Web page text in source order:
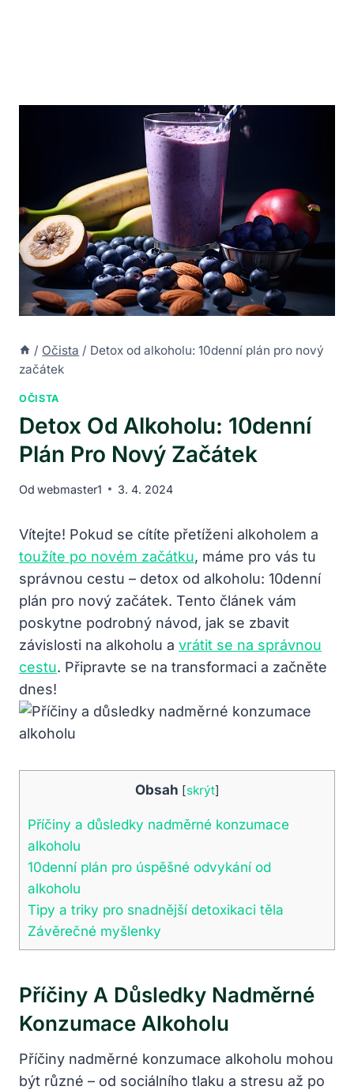
/ Očista / Detox od alkoholu: 10denní plán pro nový
začátek
OČISTA
Detox Od Alkoholu: 10denní
Plán Pro Nový Začátek
Od webmaster1 3. 4. 2024
Vítejte! Pokud se cítíte přetíženi alkoholem a
toužíte po novém začátku, máme pro vás tu
správnou cestu – detox od alkoholu: 10denní
plán pro nový začátek. Tento článek vám
poskytne podrobný návod, jak se zbavit
závislosti na alkoholu a vrátit se na správnou
cestu. Připravte se na transformaci a začněte
dnes!
Obsah [skrýt]
Příčiny a důsledky nadměrné konzumace
alkoholu
10denní plán pro úspěšné odvykání od
alkoholu
Tipy a triky pro snadnější detoxikaci těla
Závěrečné myšlenky
Příčiny A Důsledky Nadměrné
Konzumace Alkoholu
Příčiny nadměrné konzumace alkoholu mohou
být různé – od sociálního tlaku a stresu až po